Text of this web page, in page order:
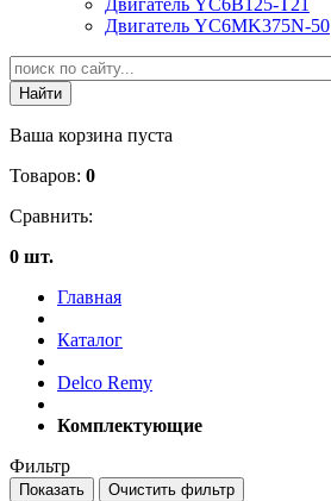
Двигатель YC6B125-T21
Двигатель YC6MK375N-50
Ваша корзина пуста
Товаров: 0
Сравнить:
0 шт.
Главная
Каталог
Delco Remy
Комплектующие
Фильтр